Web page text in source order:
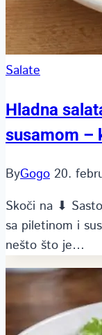
Salate
Hladna
susamom –
ByGogo 20.
Skoči na ⬇
sa piletinom i
nešto što je…